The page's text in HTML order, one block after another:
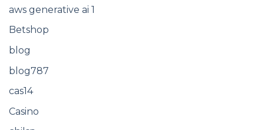
aws generative ai 1
Betshop
blog
blog787
cas14
Casino